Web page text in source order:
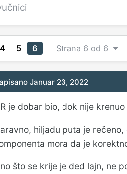
4 5 6 Strana 6 od 6
Januar 23, 2022
je dobar bio, dok nije
hiljadu puta je
mora da je
što se krije je ded lajn, ne